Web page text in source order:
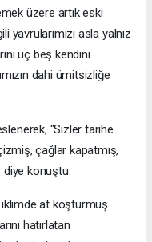
üzere artık eski
yavrularımızı asla yalnız
üç beş kendini
dahi ümitsizliğe
"Sizler tarihe
çağlar kapatmış,
diye konuştu.
iklimde at koşturmuş
hatırlatan